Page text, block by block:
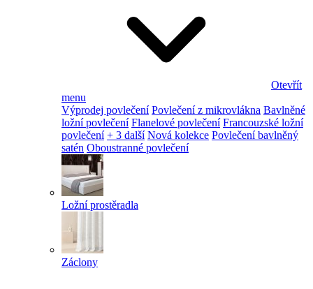
Otevřít
menu
Výprodej povlečení Povlečení z mikrovlákna Bavlněné
ložní povlečení Flanelové povlečení Francouzské ložní
povlečení + 3 další Nová kolekce Povlečení bavlněný
satén Oboustranné povlečení
Ložní prostěradla
Záclony